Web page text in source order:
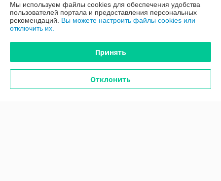
Доставка и оплата
График работы
Полная версия сайта
Политика обработки cookies
Мы используем файлы cookies для обеспечения удобства
пользователей портала и предоставления персональных
рекомендаций. Вы можете настроить файлы cookies или
отключить их.
Принять
Отклонить